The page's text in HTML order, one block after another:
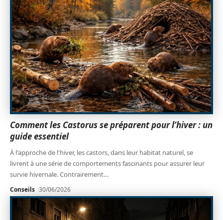
Comment les Castorus se préparent pour l’hiver : un
guide essentiel
À l'approche de l'hiver, les castors, dans leur habitat naturel, se
livrent à une série de comportements fascinants pour assurer leur
survie hivernale. Contrairement…
Conseils 30/06/2026